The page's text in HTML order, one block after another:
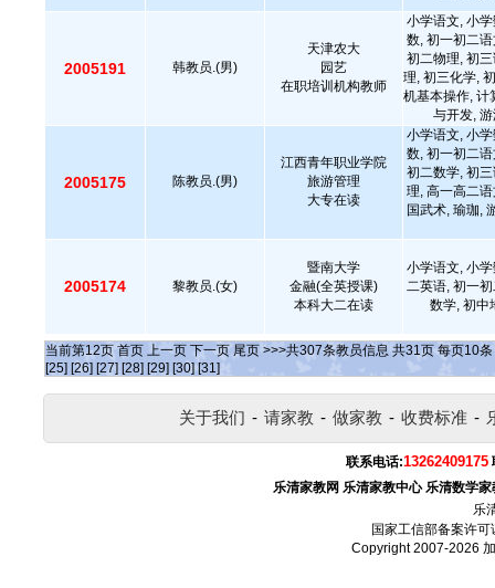
2005191 韩教员.(男)
天津农大
园艺
在职培训机构教师
小学语文, 小
数, 初一初二
初二物理, 初
理, 初三化学,
机基本操作, 计
与开发,
2005175 陈教员.(男)
江西青年职业学院
旅游管理
大专在读
小学语文, 小
数, 初一初二
初二数学, 初
理, 高一高二
国武术, 瑜珈,
2005174 黎教员.(女)
暨南大学
金融(全英授课)
本科大二在读
小学语文, 小
二英语, 初一
数学, 初中
当前第12页 首页 上一页 下一页 尾页 >>>共307条教员信息 共31页 每页10条
[25] [26] [27] [28] [29] [30] [31]
关于我们 - 请家教 - 做家教 - 收费标准 -
联系电话:13262409175
乐清家教网 乐清家教中心 乐清数学家
乐
国家工信部备案许可
Copyright 2007-2026